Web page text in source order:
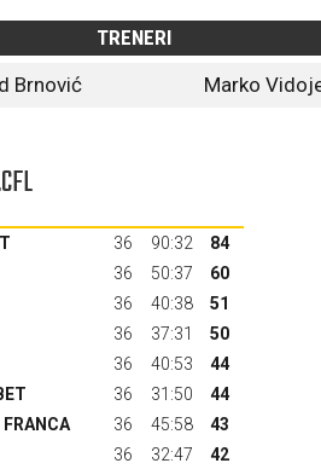
TRENERI
Brnović
Marko
36 90:32
84
36 50:37
60
36 40:38
51
36 37:31
50
36 40:53
44
36 31:50
44
36 45:58
43
36 32:47
42